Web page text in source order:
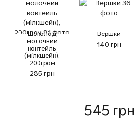
Шоколад
молочний
коктейль
(мілкшейк),
200грам
285 грн
Вершки
140 грн
545 грн